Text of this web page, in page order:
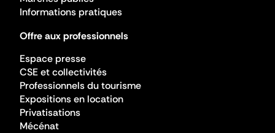
Informations pratiques
Offre aux professionnels
Espace presse
CSE et collectivités
Professionnels du tourisme
Expositions en location
Privatisations
Mécénat